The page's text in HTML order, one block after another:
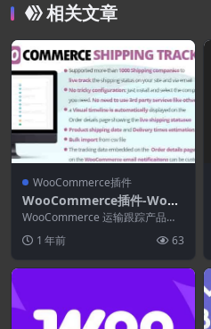
相关文章
WooCommerce插件
WooCommerce插件-WooC
ommerce Shipping Tracki
ng 42.2.0
WooCommerce 运输跟踪产品运
能够将运输公...
1 年前 63